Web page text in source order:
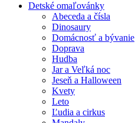
Detské omaľovánky
Abeceda a čísla
Dinosaury
Domácnosť a bývanie
Doprava
Hudba
Jar a Veľká noc
Jeseň a Halloween
Kvety
Leto
Ľudia a cirkus